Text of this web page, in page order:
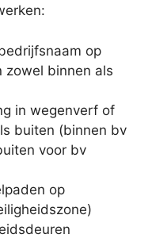
op
zowel binnen als
in wegenverf of
buiten (binnen bv
voor bv
op